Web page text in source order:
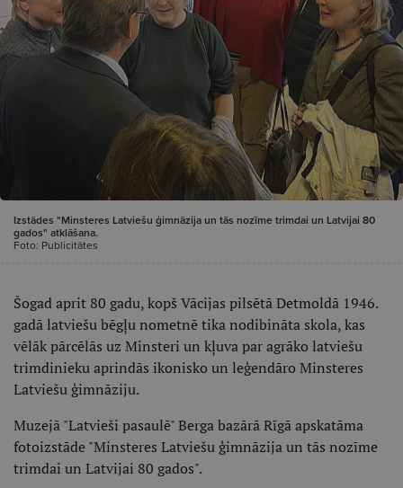
Izstādes "Minsteres Latviešu ģimnāzija un tās nozīme trimdai un Latvijai 80
gados" atklāšana.
Foto: Publicitātes
Šogad aprit 80 gadu, kopš Vācijas pilsētā Detmoldā 1946.
gadā latviešu bēgļu nometnē tika nodibināta skola, kas
vēlāk pārcēlās uz Minsteri un kļuva par agrāko latviešu
trimdinieku aprindās ikonisko un leģendāro Minsteres
Latviešu ģimnāziju.
Muzejā "Latvieši pasaulē" Berga bazārā Rīgā apskatāma
fotoizstāde "Minsteres Latviešu ģimnāzija un tās nozīme
trimdai un Latvijai 80 gados".